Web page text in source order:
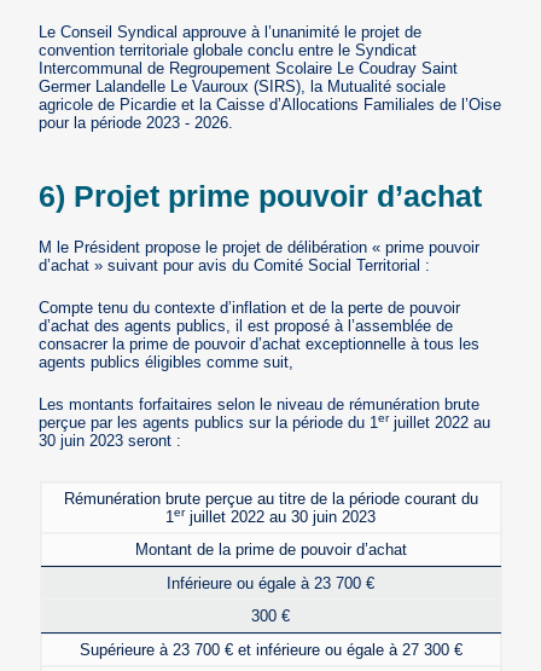
Le Conseil Syndical approuve à l’unanimité le projet de
convention territoriale globale conclu entre le Syndicat
Intercommunal de Regroupement Scolaire Le Coudray Saint
Germer Lalandelle Le Vauroux (SIRS), la Mutualité sociale
agricole de Picardie et la Caisse d’Allocations Familiales de l’Oise
pour la période 2023 - 2026.
6) Projet prime pouvoir d’achat
M le Président propose le projet de délibération « prime pouvoir
d’achat » suivant pour avis du Comité Social Territorial :
Compte tenu du contexte d’inflation et de la perte de pouvoir
d’achat des agents publics, il est proposé à l’assemblée de
consacrer la prime de pouvoir d’achat exceptionnelle à tous les
agents publics éligibles comme suit,
Les montants forfaitaires selon le niveau de rémunération brute
perçue par les agents publics sur la période du 1erjuillet 2022 au
30 juin 2023 seront :
Rémunération brute perçue au titre de la période courant du
1erjuillet 2022 au 30 juin 2023
Montant de la prime de pouvoir d’achat
Inférieure ou égale à 23 700 €
300 €
Supérieure à 23 700 € et inférieure ou égale à 27 300 €